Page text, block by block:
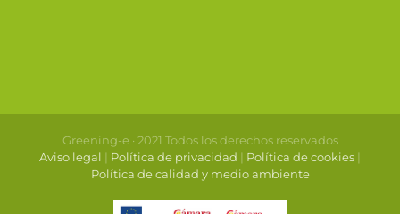
Greening-e · 2021 Todos los derechos reservados
Aviso legal | Política de privacidad | Política de cookies |
Política de calidad y medio ambiente